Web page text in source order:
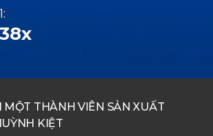
MỘT THÀNH VIÊN SẢN XUẤT
KIỆT